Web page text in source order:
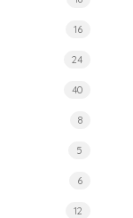
16
24
40
8
5
6
12